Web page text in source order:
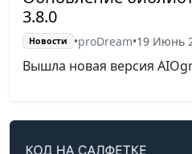
3.8.0
Новости •proDream•19 Июнь
Вышла новая версия